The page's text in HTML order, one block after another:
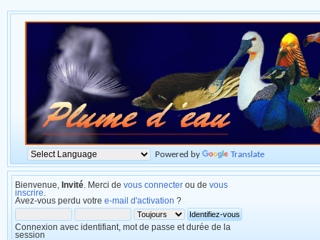
Powered by Translate
Bienvenue, Invité . Merci de vous connecter ou de vous
inscrire
Avez-vous perdu votre e-mail d'activation ?
Connexion avec identifiant, mot de passe et durée de la
session